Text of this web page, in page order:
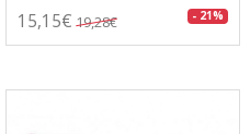
15,15€ 19,28€ - 21%